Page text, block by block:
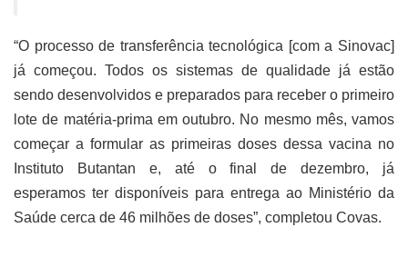
“O processo de transferência tecnológica [com a Sinovac]
já começou. Todos os sistemas de qualidade já estão
sendo desenvolvidos e preparados para receber o primeiro
lote de matéria-prima em outubro. No mesmo mês, vamos
começar a formular as primeiras doses dessa vacina no
Instituto Butantan e, até o final de dezembro, já
esperamos ter disponíveis para entrega ao Ministério da
Saúde cerca de 46 milhões de doses”, completou Covas.